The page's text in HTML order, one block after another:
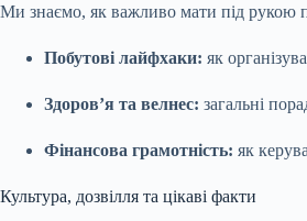
Ми знаємо, як важливо мати під рукою
Побутові лайфхаки: як
Здоров’я та велнес: загальні
Фінансова грамотність: як
Культура, дозвілля та цікаві факти